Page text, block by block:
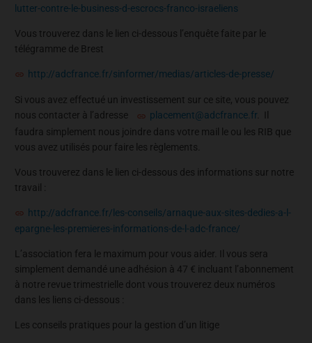
lutter-contre-le-business-d-escrocs-franco-israeliens
Vous trouverez dans le lien ci-dessous l’enquête faite par le
télégramme de Brest
http://adcfrance.fr/sinformer/medias/articles-de-presse/
Si vous avez effectué un investissement sur ce site, vous pouvez
nous contacter à l’adresse
placement@adcfrance.fr. Il
faudra simplement nous joindre dans votre mail le ou les RIB que
vous avez utilisés pour faire les règlements.
Vous trouverez dans le lien ci-dessous des informations sur notre
travail :
http://adcfrance.fr/les-conseils/arnaque-aux-sites-dedies-a-l-
epargne-les-premieres-informations-de-l-adc-france/
L’association fera le maximum pour vous aider. Il vous sera
simplement demandé une adhésion à 47 € incluant l’abonnement
à notre revue trimestrielle dont vous trouverez deux numéros
dans les liens ci-dessous :
Les conseils pratiques pour la gestion d’un litige